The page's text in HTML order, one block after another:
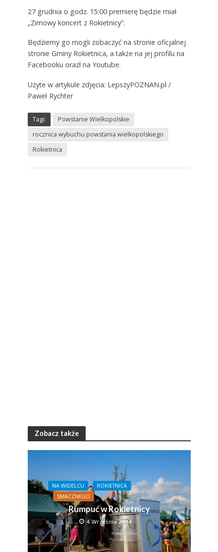
27 grudnia o godz. 15:00 premierę będzie miał
„Zimowy koncert z Rokietnicy”.
Będziemy go mogli zobaczyć na stronie oficjalnej
stronie Gminy Rokietnica, a także na jej profilu na
Facebooku orazl na Youtube.
Użyte w artykule zdjęcia: LepszyPOZNAN.pl /
Paweł Rychter
Tagi:
Powstanie Wielkopolskie
rocznica wybuchu powstania wielkopolskiego
Rokietnica
Zobacz także
NA WIDELCU
ROKIETNICA
SMACZNEGO
Rumpuć w Rokietnicy
4 Września 2024